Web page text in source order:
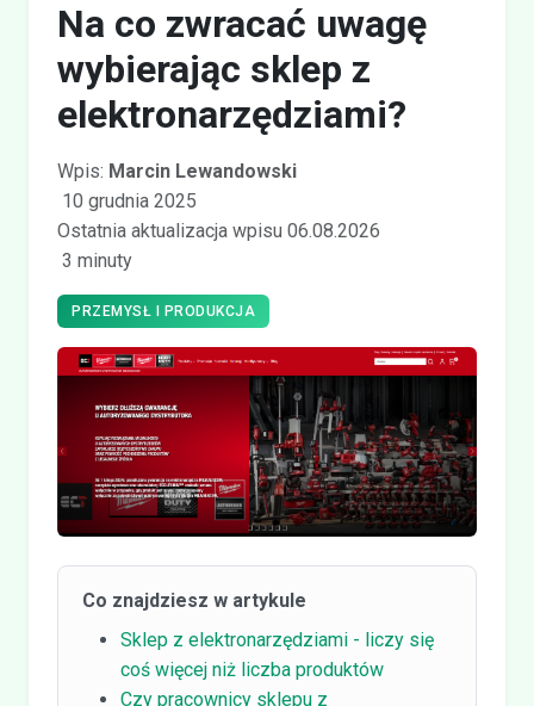
Na co zwracać uwagę
wybierając sklep z
elektronarzędziami?
Wpis: Marcin Lewandowski
10 grudnia 2025
Ostatnia aktualizacja wpisu 06.08.2026
3 minuty
PRZEMYSŁ I PRODUKCJA
Co znajdziesz w artykule
Sklep z elektronarzędziami - liczy się
coś więcej niż liczba produktów
Czy pracownicy sklepu z